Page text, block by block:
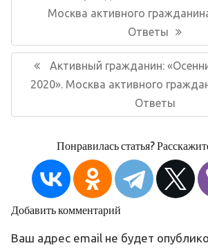
записям
запись:Москва активного
Ответы
Следующая
запись:
Активный гражданин:
2020». Москва активного
Ответы
Понравилась статья?
Добавить комментарий
Ваш адрес email не будет